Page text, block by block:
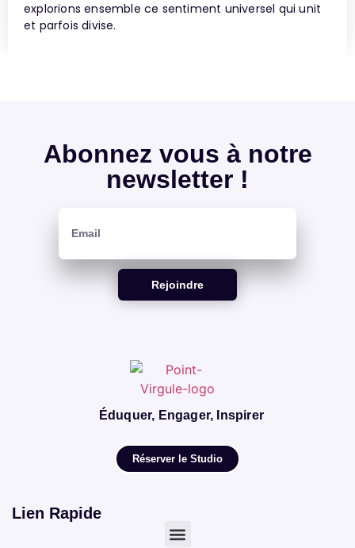
explorions ensemble ce sentiment universel qui unit
et parfois divise.
Abonnez vous à notre
newsletter !
Rejoindre
Éduquer, Engager, Inspirer
Réserver le Studio
Lien Rapide